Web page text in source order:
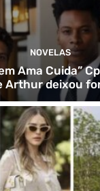
NOVELAS
Ama Cuida”
Arthur deixou